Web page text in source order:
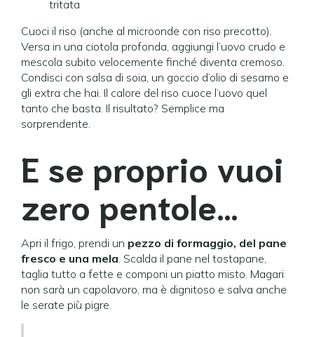
tritata
Cuoci il riso (anche al microonde con riso precotto).
Versa in una ciotola profonda, aggiungi l’uovo crudo e
mescola subito velocemente finché diventa cremoso.
Condisci con salsa di soia, un goccio d’olio di sesamo e
gli extra che hai. Il calore del riso cuoce l’uovo quel
tanto che basta. Il risultato? Semplice ma
sorprendente.
E se proprio vuoi
zero pentole…
Apri il frigo, prendi un pezzo di formaggio, del pane
fresco e una mela. Scalda il pane nel tostapane,
taglia tutto a fette e componi un piatto misto. Magari
non sarà un capolavoro, ma è dignitoso e salva anche
le serate più pigre.